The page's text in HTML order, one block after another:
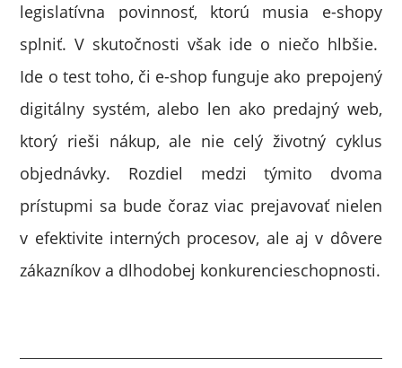
legislatívna povinnosť, ktorú musia e-shopy
splniť. V skutočnosti však ide o niečo hlbšie.
Ide o test toho, či e-shop funguje ako prepojený
digitálny systém, alebo len ako predajný web,
ktorý rieši nákup, ale nie celý životný cyklus
objednávky. Rozdiel medzi týmito dvoma
prístupmi sa bude čoraz viac prejavovať nielen
v efektivite interných procesov, ale aj v dôvere
zákazníkov a dlhodobej konkurencieschopnosti.